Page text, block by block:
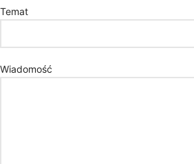
Temat
Wiadomość